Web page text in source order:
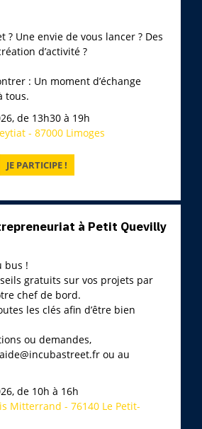
? Une envie de vous lancer ? Des
d’activité ?
: Un moment d’échange
tous.
de 13h30 à 19h
- 87000 Limoges
à Petit Quevilly
bus !
gratuits sur vos projets par
chef de bord.
les clés afin d’être bien
ou demandes,
ou au
de 10h à 16h
Mitterrand - 76140 Le Petit-